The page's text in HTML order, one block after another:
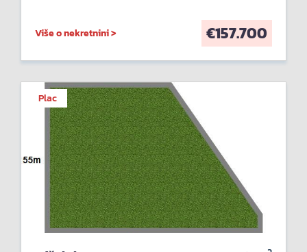
Više o nekretnini > €157.700
Plac